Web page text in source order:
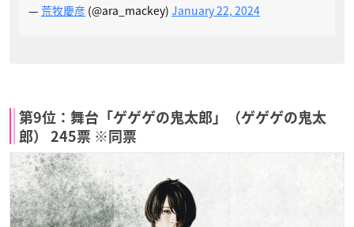
— 荒牧慶彦 (@ara_mackey) January 22, 2024
第9位：舞台「ゲゲゲの鬼太郎」（ゲゲゲの鬼太
郎） 245票 ※同票